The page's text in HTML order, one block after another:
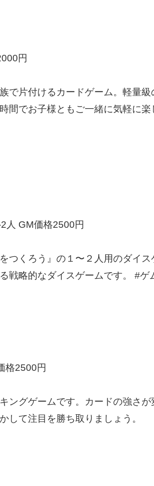
円
で片付けるカードゲーム。軽量
間でお子様ともご一緒に気軽に楽
人 GM価格2500円
つくろう』の１〜２人用のダイ
戦略的なダイスゲームです。 #ゲ
格2500円
ングゲームです。カードの強さ
して注目を勝ち取りましょう。